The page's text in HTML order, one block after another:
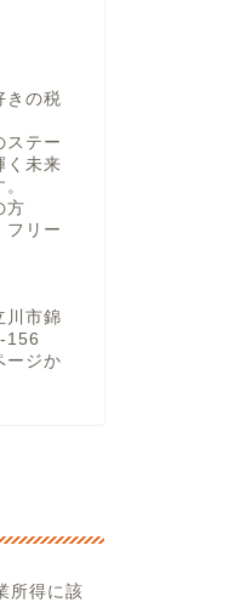
きの税
ステー
く未来
方
フリー
川市錦
156
ージか
所得に該